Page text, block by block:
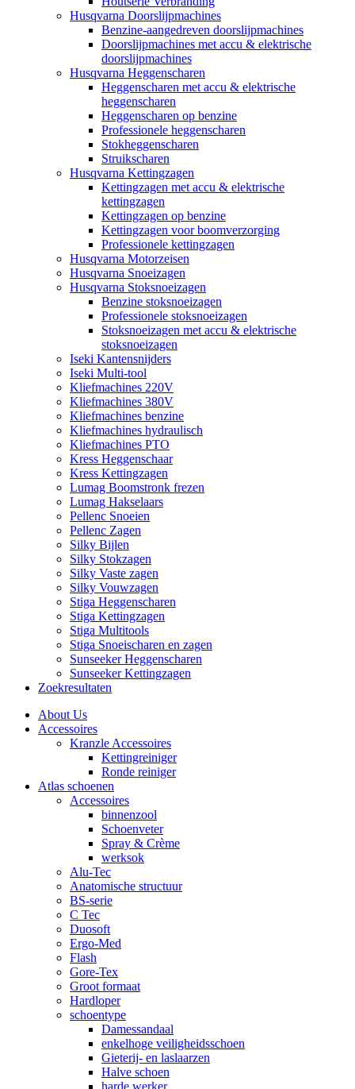
Husqvarna Doorslijpmachines
Benzine-aangedreven doorslijpmachines
Doorslijpmachines met accu & elektrische
doorslijpmachines
Husqvarna Heggenscharen
Heggenscharen met accu & elektrische
heggenscharen
Heggenscharen op benzine
Professionele heggenscharen
Stokheggenscharen
Struikscharen
Husqvarna Kettingzagen
Kettingzagen met accu & elektrische
kettingzagen
Kettingzagen op benzine
Kettingzagen voor boomverzorging
Professionele kettingzagen
Husqvarna Motorzeisen
Husqvarna Snoeizagen
Husqvarna Stoksnoeizagen
Benzine stoksnoeizagen
Professionele stoksnoeizagen
Stoksnoeizagen met accu & elektrische
stoksnoeizagen
Iseki Kantensnijders
Iseki Multi-tool
Kliefmachines 220V
Kliefmachines 380V
Kliefmachines benzine
Kliefmachines hydraulisch
Kliefmachines PTO
Kress Heggenschaar
Kress Kettingzagen
Lumag Boomstronk frezen
Lumag Hakselaars
Pellenc Snoeien
Pellenc Zagen
Silky Bijlen
Silky Stokzagen
Silky Vaste zagen
Silky Vouwzagen
Stiga Heggenscharen
Stiga Kettingzagen
Stiga Multitools
Stiga Snoeischaren en zagen
Sunseeker Heggenscharen
Sunseeker Kettingzagen
Zoekresultaten
About Us
Accessoires
Kranzle Accessoires
Kettingreiniger
Ronde reiniger
Atlas schoenen
Accessoires
binnenzool
Schoenveter
Spray & Crème
werksok
Alu-Tec
Anatomische structuur
BS-serie
C Tec
Duosoft
Ergo-Med
Flash
Gore-Tex
Groot formaat
Hardloper
schoentype
Damessandaal
enkelhoge veiligheidsschoen
Gieterij- en laslaarzen
Halve schoen
harde werker